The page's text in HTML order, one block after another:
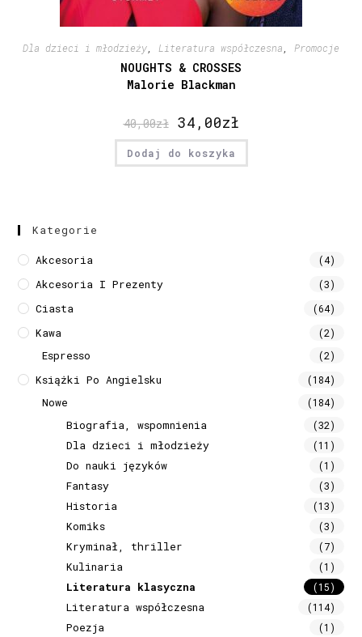
Dla dzieci i młodzieży Literatura współczesna Promocje
NOUGHTS & CROSSES
Malorie Blackman
40,00zł 34,00zł
Dodaj do koszyka
Kategorie
Akcesoria (4)
Akcesoria I Prezenty (3)
Ciasta (64)
Kawa (2)
Espresso (2)
Książki Po Angielsku (184)
Nowe (184)
Biografia, wspomnienia (32)
Dla dzieci i młodzieży (11)
Do nauki języków (1)
Fantasy (3)
Historia (13)
Komiks (3)
Kryminał, thriller (7)
Kulinaria (1)
Literatura klasyczna (15)
Literatura współczesna (114)
Poezja (1)